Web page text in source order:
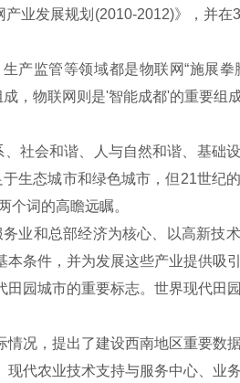
业发展规划(2010-2012)》，并在
产监管等领域都是物联网“施展拳
，物联网则是'智能成都'的重要组
社会和谐、人与自然和谐、基础
生态城市和绿色城市，但21世纪
个词的高瞻远瞩。
业和总部经济为核心、以高新技
条件，并为发展这些产业提供吸
园城市的重要标志。世界现代田
况，提出了建设西南地区重要数
代农业技术支持与服务中心、业